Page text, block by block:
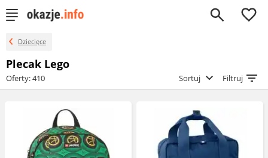
0
Dziecięce
Plecak Lego
Oferty: 410 Sortuj Filtruj